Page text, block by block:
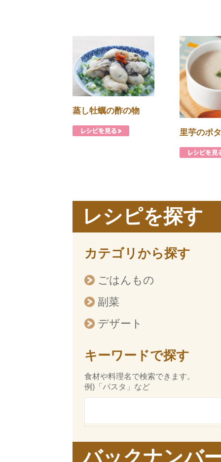
蒸し牡蠣の酢の物
里芋のポ
レシピを探す
カテゴリから探す
ごはんもの
副菜
デザート
キーワードで探す
食材や料理名で検索できます。
例)「パスタ」など
バックナンバ